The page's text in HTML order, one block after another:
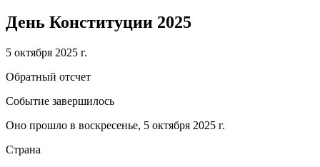
День Конституции 2025
5 октября 2025 г.
Обратный отсчет
Событие завершилось
Оно прошло в воскресенье, 5 октября 2025 г.
Страна